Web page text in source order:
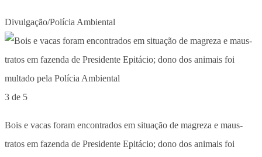
Divulgação/Polícia Ambiental
3 de 5
Bois e vacas foram encontrados em situação de magreza e maus-
tratos em fazenda de Presidente Epitácio; dono dos animais foi